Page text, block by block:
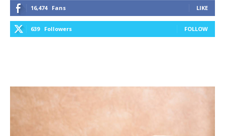
16,474 Fans LIKE
639 Followers FOLLOW